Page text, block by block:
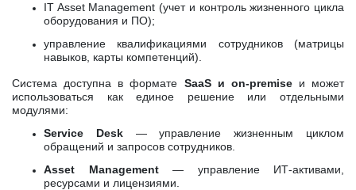
IT Asset Management (учет и контроль жизненного цикла
оборудования и ПО);
управление квалификациями сотрудников (матрицы
навыков, карты компетенций).
Система доступна в формате SaaS и on-premiseи может
использоваться как единое решение или отдельными
модулями:
Service Desk— управление жизненным циклом
обращений и запросов сотрудников.
Asset Management— управление ИТ-активами,
ресурсами и лицензиями.